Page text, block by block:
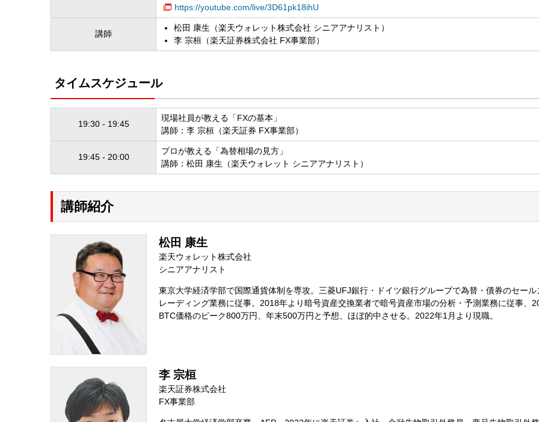
https://youtube.com/live/3D61pk18ihU
講師
松田 康生（楽天ウォレット株式会社 シニアアナリスト）
李 宗桓（楽天証券株式会社 FX事業部）
タイムスケジュール
19:30 - 19:45
現場社員が教える「FXの基本」
講師：李 宗桓（楽天証券 FX事業部）
19:45 - 20:00
プロが教える「為替相場の見方」
講師：松田 康生（楽天ウォレット シニアアナリスト）
講師紹介
松田 康生
楽天ウォレット株式会社
シニアアナリスト
東京大学経済学部で国際通貨体制を専攻。三菱UFJ銀行・ドイツ銀行グループで為替・債券のセール
レーディング業務に従事。2018年より暗号資産交換業者で暗号資産市場の分析・予測業務に従事、
BTC価格のピーク800万円、年末500万円と予想、ほぼ的中させる。2022年1月より現職。
李 宗桓
楽天証券株式会社
FX事業部